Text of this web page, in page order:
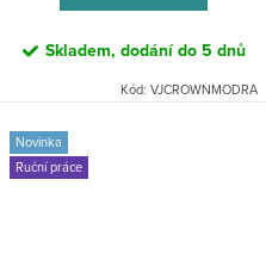
Skladem, dodání do 5 dnů
Kód: VJCROWNMODRA
Novinka
Ruční práce